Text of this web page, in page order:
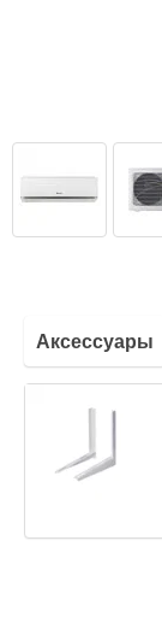
Аксессуары